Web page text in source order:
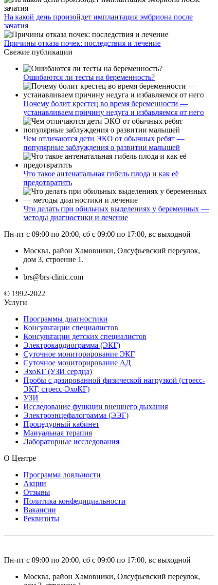
На какой день произойдет имплантация эмбриона после
зачатия
Причины отказа почек: последствия и лечение
Свежие публикации
Ошибаются ли тесты на беременность?
Почему болит крестец во время беременности —
устанавливаем причину недуга и избавляемся от него
Чем отличаются дети ЭКО от обычных ребят —
популярные заблуждения о развитии малышей
Что такое антенатальная гибель плода и как её
предотвратить
Что делать при обильных выделениях у беременных —
методы диагностики и лечение
Пн-пт с 09:00 по 20:00, сб с 09:00 по 17:00, вс выходной
Москва, район Хамовники, Олсуфьевский переулок,
дом 3, строение 1.
brs@brs-clinic.com
© 1992-2022
Услуги
Программы диагностики
Консультации специалистов
Консультации детских специалистов
Электрокардиограмма (ЭКГ)
Суточное мониторирование ЭКГ
Суточное мониторирование АД
ЭхоКГ (УЗИ сердца)
Пробы с дозированной физической нагрузкой (стресс-
ЭКГ, стресс-ЭхоКГ)
УЗИ
Исследование функции внешнего дыхания
Электроэнцефалограмма (ЭЭГ)
Процедурный кабинет
Мануальная терапия
Лабораторные исследования
О Центре
Программа лояльности
Акции
Отзывы
Политика конфедициальности
Вакансии
Реквизиты
Пн-пт с 09:00 по 20:00, сб с 09:00 по 17:00, вс выходной
Москва, район Хамовники, Олсуфьевский переулок,